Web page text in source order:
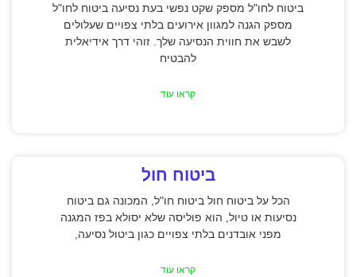
ביטוח לחו"ל מספק שקט נפשי בעת נסיעה ביטוח לחו"ל
מספק הגנה למגוון אירועים בלתי צפויים שעלולים
לשבש את חווית הנסיעה שלך. זוהי דרך אידיאלית
להבטיח
קראו עוד
ביטוח חול
הכל על ביטוח חול ביטוח חו"ל, המכונה גם ביטוח
נסיעות או טיול, הוא פוליסה שלא יסולא בפז המגנה
מפני אובדנים בלתי צפויים כגון ביטול נסיעה,
קראו עוד